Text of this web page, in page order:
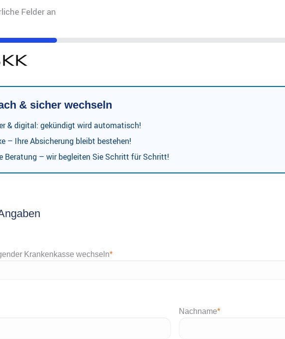
Felder an
& sicher wechseln
& digital: gekündigt wird automatisch!
– Ihre Absicherung bleibt bestehen!
Beratung – wir begleiten Sie Schritt für Schritt!
Krankenkasse wechseln*
Nachname*